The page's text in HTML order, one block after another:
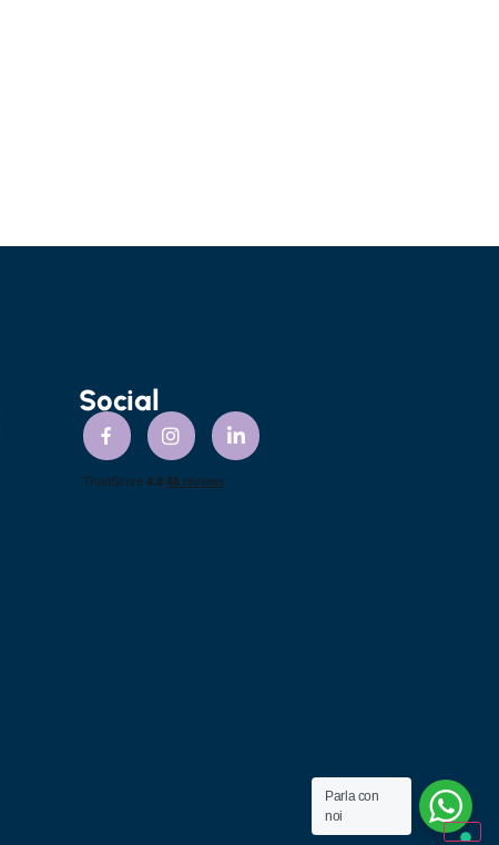
Social
Parla con
noi